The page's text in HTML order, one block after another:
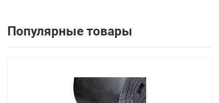
Популярные товары